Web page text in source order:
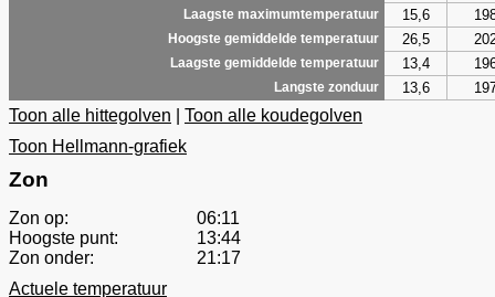
Laagste maximumtemperatuur 15,6
Hoogste gemiddelde temperatuur 26,5
Laagste gemiddelde temperatuur 13,4
Langste zonduur 13,6
Toon alle hittegolven
Toon alle koudegolven
Toon Hellmann-grafiek
Zon
Zon op:
06:11
Hoogste punt:
13:44
Zon onder:
21:17
Actuele temperatuur